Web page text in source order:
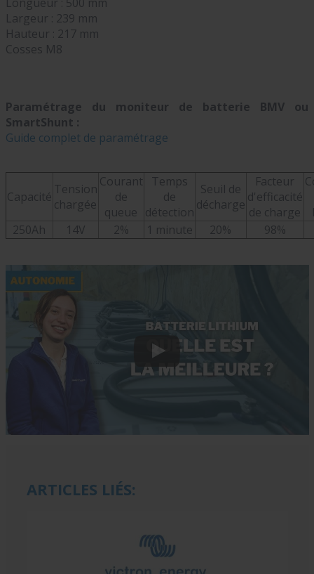
Largeur : 239 mm
Hauteur : 217 mm
Cosses M8
Paramétrage du moniteur de batterie BMV ou
SmartShunt :
Guide complet de paramétrage
Capacité Tension
chargée
Courant
de
queue
Temps
de
détection
Seuil de
décharge
Facteur
d'efficacité
de charge
250Ah
14V 2% 1 minute 20% 98%
ARTICLES LIÉS: